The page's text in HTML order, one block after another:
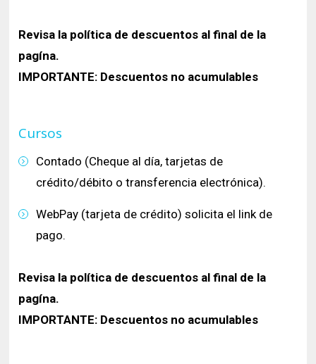
Revisa la política de descuentos al final de la
pagína.
IMPORTANTE: Descuentos no acumulables
Cursos
Contado (Cheque al día, tarjetas de
crédito/débito o transferencia electrónica).
WebPay (tarjeta de crédito) solicita el link de
pago.
Revisa la política de descuentos al final de la
pagína.
​IMPORTANTE: Descuentos no acumulables